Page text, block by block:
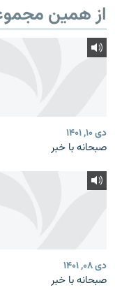
از همین
دی ۱۰, ۱۴۰۱
صبحانه با خبر
دی ۰۸, ۱۴۰۱
صبحانه با خبر